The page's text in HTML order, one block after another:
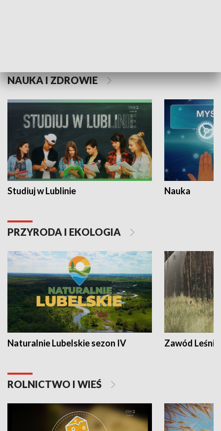
NAUKA I ZDROWIE
Studiuj w Lublinie Nauka
PRZYRODA I EKOLOGIA
Naturalnie Lubelskie sezon IV Zawód Leśnik
ROLNICTWO I WIEŚ